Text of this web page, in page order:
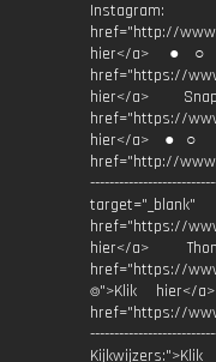
href="http://
hier</a> ●○
href="https://
hier</a>
href="https://
hier</a> ●○
href="http://
target="_blank"
href="https://
hier</a>
href="https://
⌾">Klik hier</
href="https://